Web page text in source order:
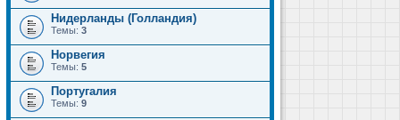
Нидерланды (Голландия)
Темы: 3
Норвегия
Темы: 5
Португалия
Темы: 9